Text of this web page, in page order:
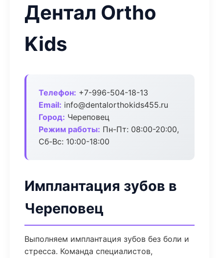
Дентал Ortho
Kids
Телефон: +7-996-504-18-13
Email: info@dentalorthokids455.ru
Город: Череповец
Режим работы: Пн-Пт: 08:00-20:00,
Сб-Вс: 10:00-18:00
Имплантация зубов в
Череповец
Выполняем имплантация зубов без боли и
стресса. Команда специалистов,